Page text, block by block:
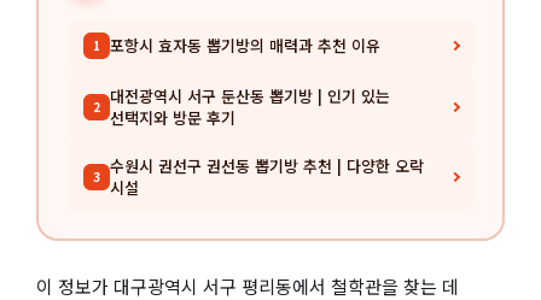
1 포항시 효자동 뽑기방의 매력과 추천 이유
2 대전광역시 서구 둔산동 뽑기방 | 인기 있는
선택지와 방문 후기
3 수원시 권선구 권선동 뽑기방 추천 | 다양한 오락
시설
이 정보가 대구광역시 서구 평리동에서 철학관을 찾는 데